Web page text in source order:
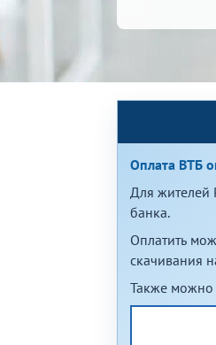
Оплата ВТБ
Для жителей
банка.
Оплатить
скачивания
Также можно